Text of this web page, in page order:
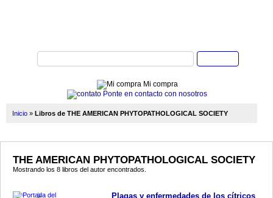
Mi compra
Ponte en contacto con nosotros
Inicio » Libros de THE AMERICAN PHYTOPATHOLOGICAL SOCIETY
THE AMERICAN PHYTOPATHOLOGICAL SOCIETY
Mostrando los 8 libros del autor encontrados.
Plagas y enfermedades de los cítricos